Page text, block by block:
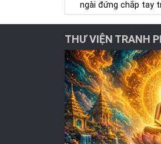
ngài đứng chắp tay
THƯ VIỆN TRANH